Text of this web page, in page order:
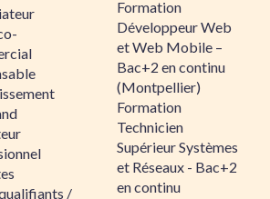
/
Formation
Développeur Web
et Web Mobile –
Bac+2 en continu
(Montpellier)
Formation
Technicien
Supérieur Systèmes
et Réseaux - Bac+2
en continu